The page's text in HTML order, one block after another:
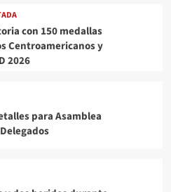
con 150 medallas
Centroamericanos y
2026
para Asamblea